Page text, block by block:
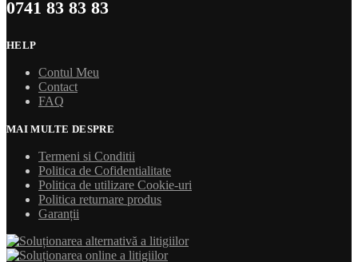
0741 83 83 83
HELP
Contul Meu
Contact
FAQ
MAI MULTE DESPRE
Termeni si Conditii
Politica de Cofidentialitate
Politica de utilizare Cookie-uri
Politica returnare produs
Garanții